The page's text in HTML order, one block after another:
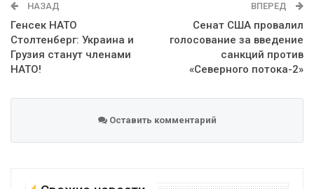
НАЗАД
Генсек НАТО
Столтенберг: Украина и
Грузия станут членами
НАТО!
ВПЕРЕД
Сенат США провалил
голосование за введение
санкций против
«Северного потока-2»
Оставить комментарий